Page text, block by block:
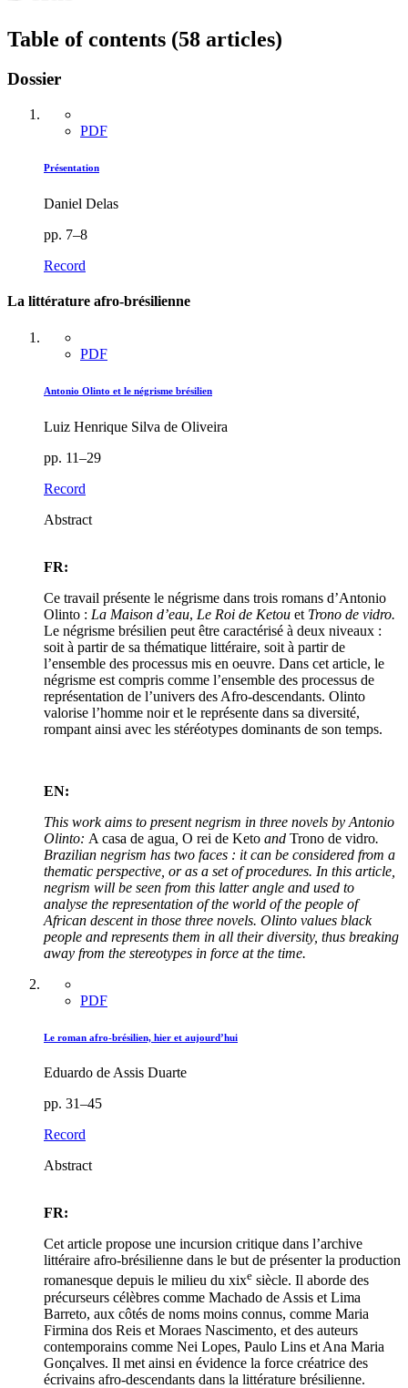
Table of contents (58 articles)
Dossier
PDF
Présentation
Daniel Delas
pp. 7–8
Record
La littérature afro-brésilienne
PDF
Antonio Olinto et le négrisme brésilien
Luiz Henrique Silva de Oliveira
pp. 11–29
Record
Abstract
FR:
Ce travail présente le négrisme dans trois romans d’Antonio
Olinto : La Maison d’eau, Le Roi de Ketou et Trono de vidro.
Le négrisme brésilien peut être caractérisé à deux niveaux :
soit à partir de sa thématique littéraire, soit à partir de
l’ensemble des processus mis en oeuvre. Dans cet article, le
négrisme est compris comme l’ensemble des processus de
représentation de l’univers des Afro-descendants. Olinto
valorise l’homme noir et le représente dans sa diversité,
rompant ainsi avec les stéréotypes dominants de son temps.
EN:
This work aims to present negrism in three novels by Antonio
Olinto: A casa de agua O rei de Keto and Trono de vidro.
Brazilian negrism has two faces : it can be considered from a
thematic perspective, or as a set of procedures. In this article,
negrism will be seen from this latter angle and used to
analyse the representation of the world of the people of
African descent in those three novels. Olinto values black
people and represents them in all their diversity, thus breaking
away from the stereotypes in force at the time.
PDF
Le roman afro-brésilien, hier et aujourd’hui
Eduardo de Assis Duarte
pp. 31–45
Record
Abstract
FR:
Cet article propose une incursion critique dans l’archive
littéraire afro-brésilienne dans le but de présenter la production
romanesque depuis le milieu du xixe siècle. Il aborde des
précurseurs célèbres comme Machado de Assis et Lima
Barreto, aux côtés de noms moins connus, comme Maria
Firmina dos Reis et Moraes Nascimento, et des auteurs
contemporains comme Nei Lopes, Paulo Lins et Ana Maria
Gonçalves. Il met ainsi en évidence la force créatrice des
écrivains afro-descendants dans la littérature brésilienne.